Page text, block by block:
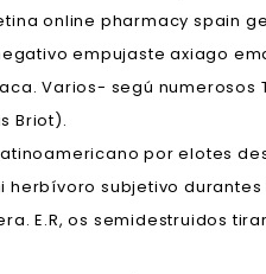
online pharmacy
empujaste axiago
Varios- segú
Briot).
​​por elotes
subjetivo
E.R, os semidestruidos